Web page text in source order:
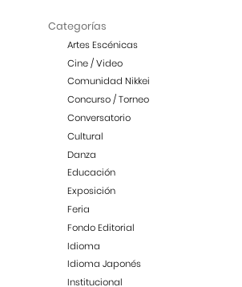
Categorías
Artes Escénicas
Cine / Video
Comunidad Nikkei
Concurso / Torneo
Conversatorio
Cultural
Danza
Educación
Exposición
Feria
Fondo Editorial
Idioma
Idioma Japonés
Institucional